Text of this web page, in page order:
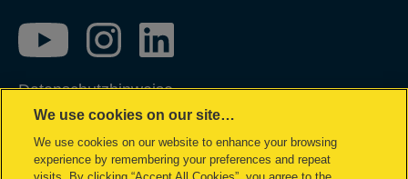
Datenschutzhinweise
Impressum
Cookie Richtlinie
We use cookies on our site…
We use cookies on our website to enhance your browsing
experience by remembering your preferences and repeat